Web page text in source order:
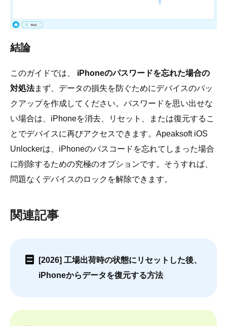
結論
このガイドでは、 iPhoneのパスワードを忘れた場合の
対処法まず、データの損失を防ぐためにデバイスのバッ
クアップを作成してください。パスワードを思い出せな
い場合は、iPhoneを消去、リセット、または復元するこ
とでデバイスに再びアクセスできます。Apeaksoft iOS
Unlockerは、iPhoneのパスコードを忘れてしまった場合
に削除するための究極のオプションです。そうすれば、
問題なくデバイスのロックを解除できます。
関連記事
[2026] 工場出荷時の状態にリセットした後、
iPhoneからデータを復元する方法